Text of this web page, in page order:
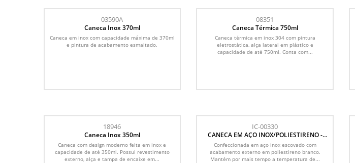
03590A
Caneca Inox 370ml
Caneca em inox com capacidade máxima de 370ml
e pintura de acabamento esmaltado.
08351
Caneca Térmica 750ml
Caneca térmica em inox 304 com pintura
eletrostática, alça lateral em plástico e
capacidade de até 750ml. Conta com...
18946
Caneca Inox 350ml
Caneca com design moderno feita em inox e
capacidade de até 350ml. Possui revestimento
externo, alça e tampa de encaixe em...
IC-00330
CANECA EM AÇO INOX/POLIESTIRENO -
300 ML
Confeccionada em aço inox escovado com
acabamento externo em poliestireno branco.
Mantém por mais tempo a temperatura de...